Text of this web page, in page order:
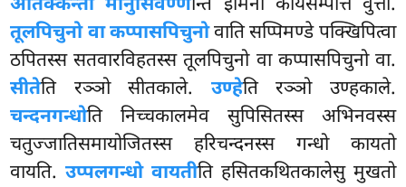
अतिक्कन्ता मानुसिवण्णन्ति इमिना कायसम्पत्ति वुत्ता.
तूलपिचुनो वा कप्पासपिचुनोवाति सप्पिमण्डे पक्खिपित्वा
ठपितस्स सतवारविहतस्स तूलपिचुनो वा कप्पासपिचुनो वा.
सीतेति रञ्ञो सीतकाले. उण्हेति रञ्ञो उण्हकाले.
चन्दनगन्धोति निच्चकालमेव सुपिसितस्स अभिनवस्स
चतुज्जातिसमायोजितस्सहरिचन्दनस्स गन्धो कायतो
वायति.उप्पलगन्धो वायतीति हसितकथितकालेसु मुखतो